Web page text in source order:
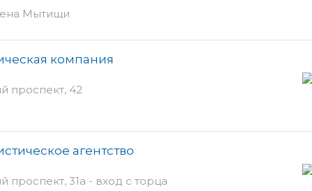
Мытищи
компания
проспект, 42
агентство
31а - вход с торца